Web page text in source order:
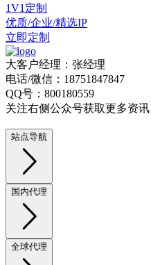
1V1定制
优质/企业/精选IP
立即定制
大客户经理：张经理
电话/微信：18751847847
QQ号：800180559
关注右侧公众号获取更多资讯
站点导航
国内代理
全球代理